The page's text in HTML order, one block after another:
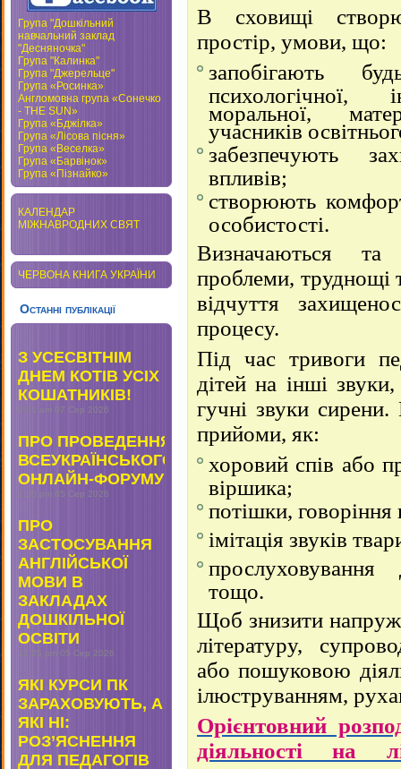
Група "Дошкільний
навчальний заклад
"Десняночка"
Група "Калинка"
Група "Джерельце"
Група «Росинка»
Англомовна група «Сонечко
- THE SUN»
Група «Бджілка»
Група «Лісова пісня»
Група «Веселка»
Група «Барвінок»
Група «Пізнайко»
КАЛЕНДАР
МІЖНАВРОДНИХ СВЯТ
ЧЕРВОНА КНИГА УКРАЇНИ
Останні публікації
З УСЕСВІТНІМ
ДНЕМ КОТІВ УСІХ
КОШАТНИКІВ!
9:31 am 07 Сер 2026
ПРО ПРОВЕДЕННЯ
ВСЕУКРАЇНСЬКОГО
ОНЛАЙН-ФОРУМУ
1:20 pm 05 Сер 2026
ПРО
ЗАСТОСУВАННЯ
АНГЛІЙСЬКОЇ
МОВИ В
ЗАКЛАДАХ
ДОШКІЛЬНОЇ
ОСВІТИ
12:25 pm 05 Сер 2026
ЯКІ КУРСИ ПК
ЗАРАХОВУЮТЬ, А
ЯКІ НІ:
РОЗ’ЯСНЕННЯ
ДЛЯ ПЕДАГОГІВ
В сховищі
простір, умови, що:
запобігають
психологічної,
моральної,
учасників
забезпечують
впливів;
створюють
особистості.
Визначаються
проблеми, труднощі
відчуття
процесу.
Під час тривоги
дітей на інші
гучні звуки
прийоми, як:
хоровий спів або
віршика;
потішки,
імітація звуків
тощо.
Щоб знизити
літературу,
або пошуковою
ілюструванням,
Орієнтовний
діяльності на